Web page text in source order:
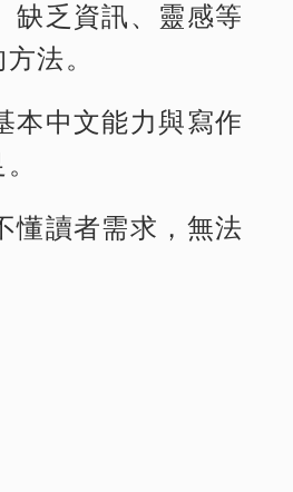
缺乏資訊、靈感等
法。
本中文能力與寫作
懂讀者需求，無法